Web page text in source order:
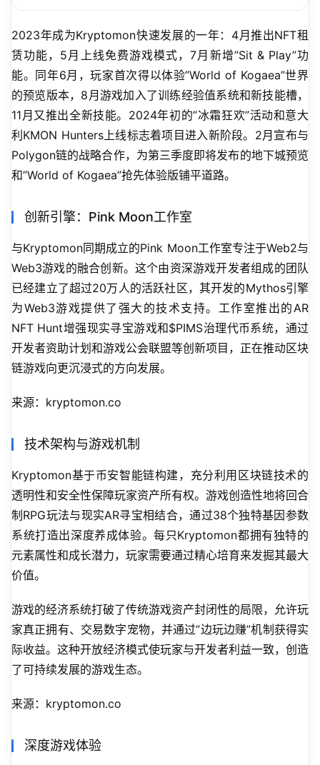
2023年成为Kryptomon快速发展的一年：4月推出NFT租
赁功能，5月上线免费游戏模式，7月新增”Sit & Play”功
能。同年6月，玩家首次得以体验”World of Kogaea”世界
的预览版本，8月游戏加入了训练经验值系统和新技能槽，
11月又推出全新技能。2024年初的”冰霜狂欢”活动和意大
利KMON Hunters上线标志着项目进入新阶段。2月宣布与
Polygon链的战略合作，为第三季度即将发布的地下城预览
和”World of Kogaea”抢先体验版铺平道路。
创新引擎：Pink Moon工作室
与Kryptomon同期成立的Pink Moon工作室专注于Web2与
Web3游戏的融合创新。这个由资深游戏开发者组成的团队
已经建立了超过20万人的活跃社区，其开发的Mythos引擎
为Web3游戏提供了强大的技术支持。工作室推出的AR
NFT Hunt增强现实寻宝游戏和$PIMS治理代币系统，通过
开发者资助计划和游戏公会联盟等创新项目，正在推动区块
链游戏向更沉浸式的方向发展。
来源：kryptomon.co
技术架构与游戏机制
Kryptomon基于币安智能链构建，充分利用区块链技术的
透明性和安全性保障玩家资产所有权。游戏创造性地将回合
制RPG玩法与现实AR寻宝相结合，通过38个独特基因参数
系统打造出深度养成体验。每只Kryptomon都拥有独特的
元素属性和成长潜力，玩家需要通过精心培育来发掘其最大
价值。
游戏的经济系统打破了传统游戏资产封闭性的局限，允许玩
家真正拥有、交易数字宠物，并通过”边玩边赚”机制获得实
际收益。这种开放经济模式使玩家与开发者利益一致，创造
了可持续发展的游戏生态。
来源：kryptomon.co
深度游戏体验